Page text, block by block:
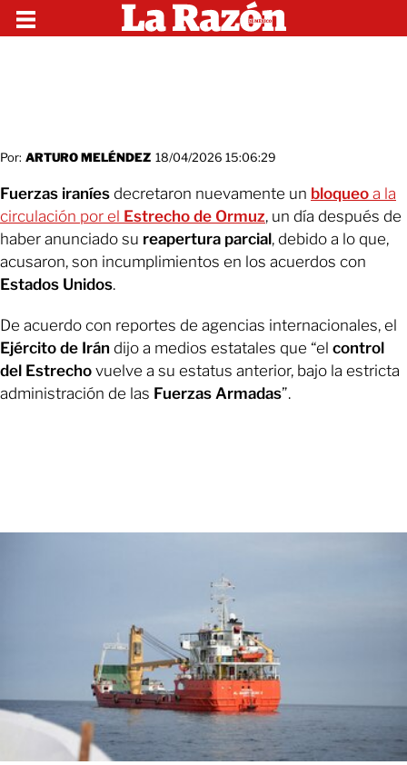
Por: ARTURO MELÉNDEZ 18/04/2026 15:06:29
Fuerzas iraníes decretaron nuevamente un bloqueo a la
circulación por el Estrecho de Ormuz, un día después de
haber anunciado su reapertura parcial, debido a lo que,
acusaron, son incumplimientos en los acuerdos con
Estados Unidos.
De acuerdo con reportes de agencias internacionales, el
Ejército de Irán dijo a medios estatales que “el control
del Estrecho vuelve a su estatus anterior, bajo la estricta
administración de las Fuerzas Armadas”.